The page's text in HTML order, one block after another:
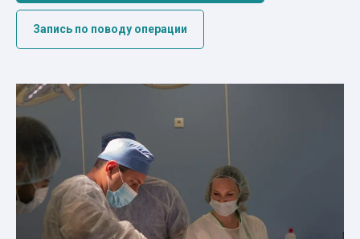
Запись по поводу операции